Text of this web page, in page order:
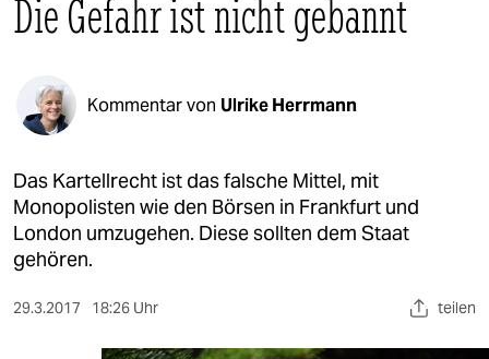
politik
öko
gesellschaft
kultur
sport
berlin
Die Gefahr ist nicht gebannt
Kommentar von Ulrike Herrmann
Das Kartellrecht ist das falsche Mittel, mit
Monopolisten wie den Börsen in Frankfurt und
London umzugehen. Diese sollten dem Staat
gehören.
29.3.2017 18:26 Uhr teilen